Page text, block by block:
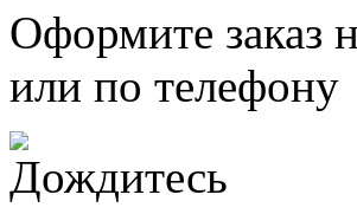
Оформите заказ
или по телефону